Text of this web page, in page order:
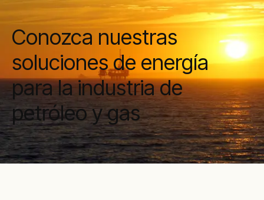
Conozca nuestras
soluciones de energía
para la industria de
petróleo y gas